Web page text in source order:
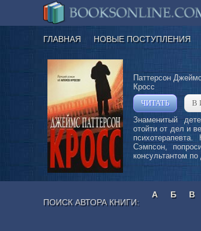
ГЛАВНАЯ НОВЫЕ ПОСТУПЛЕНИЯ
Паттерсон Джеймс
Кросс
ЧИТАТЬ
В
Знаменитый
отойти от дел и
Сэмпсон,
консультантом по
ПОИСК АВТОРА КНИГИ:
А Б В